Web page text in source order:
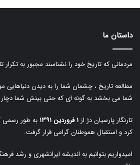
داستان ما
مردمانی که تاریخ خود را نشناسند مجبور به
مطالعه تاریخ ، چشمان شما را به دیدن دنیاهایی
شما می بخشد به گونه ای که حتی بینش شما
تارنگار پارسیان دژ از ۱ فروردین ۱۳۹۱
به طور رسمی
کرد و استقبال هموطنان گرامی قرار گرفت.
امیدواریم بتوانیم به اندیشه ایرانشهری و رشد